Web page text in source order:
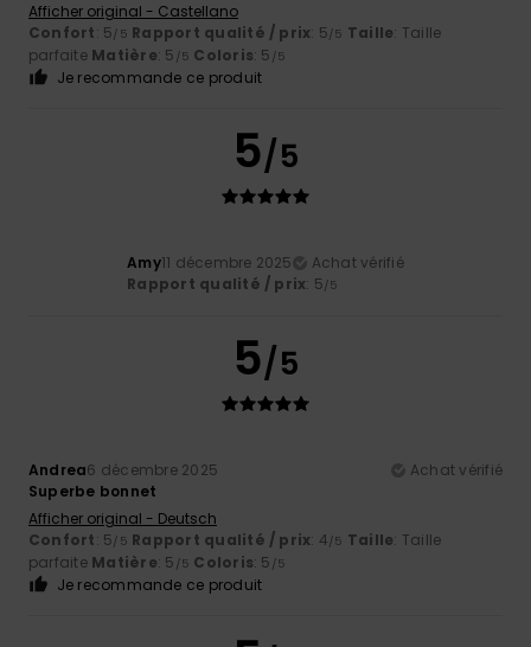
Afficher original - Castellano
Confort: 5/5 Rapport qualité / prix: 5/5 Taille: Taille
parfaite Matière: 5 /5 Coloris: 5 /5
Je recommande ce produit
5/5
Amy11 décembre 2025
Achat vérifié
Rapport qualité / prix: 5/5
5/5
Andrea6 décembre 2025
Achat vérifié
Superbe bonnet
Afficher original - Deutsch
Confort: 5/5 Rapport qualité / prix: 4/5 Taille: Taille
parfaite Matière: 5 /5 Coloris: 5 /5
Je recommande ce produit